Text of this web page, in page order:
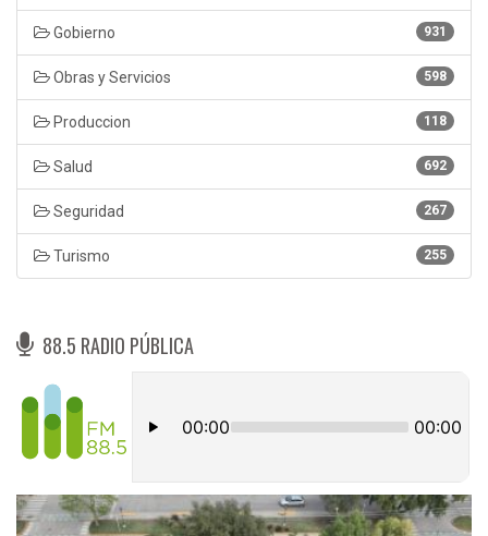
931
Gobierno
598
Obras y Servicios
118
Produccion
692
Salud
267
Seguridad
255
Turismo
88.5 RADIO PÚBLICA